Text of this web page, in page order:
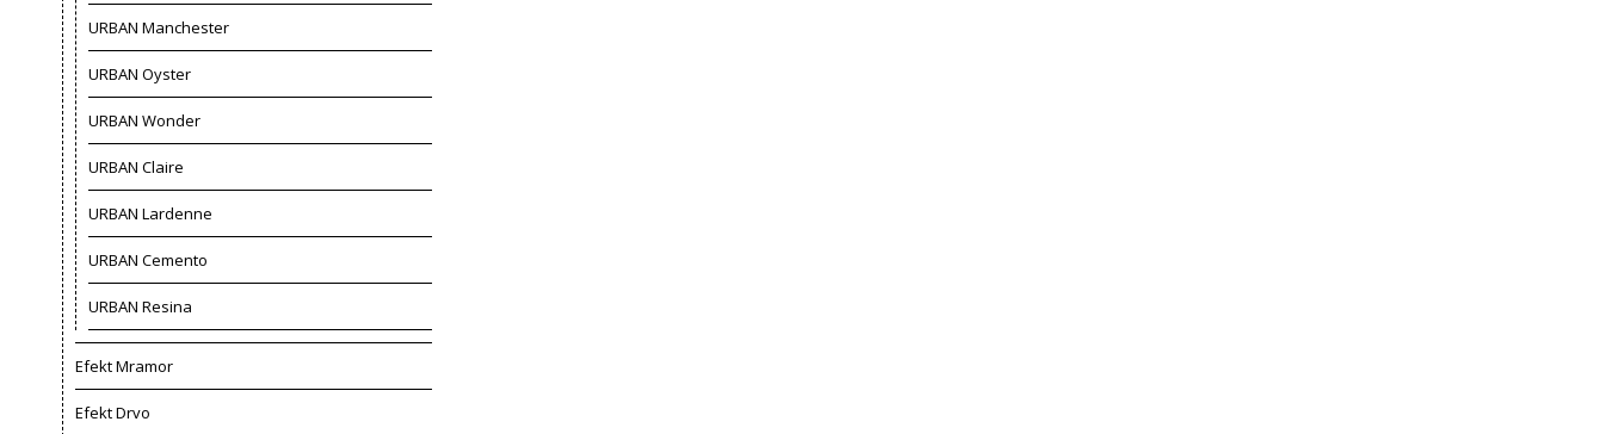
URBAN Manchester
URBAN Oyster
URBAN Wonder
URBAN Claire
URBAN Lardenne
URBAN Cemento
URBAN Resina
Efekt Mramor
Efekt Drvo